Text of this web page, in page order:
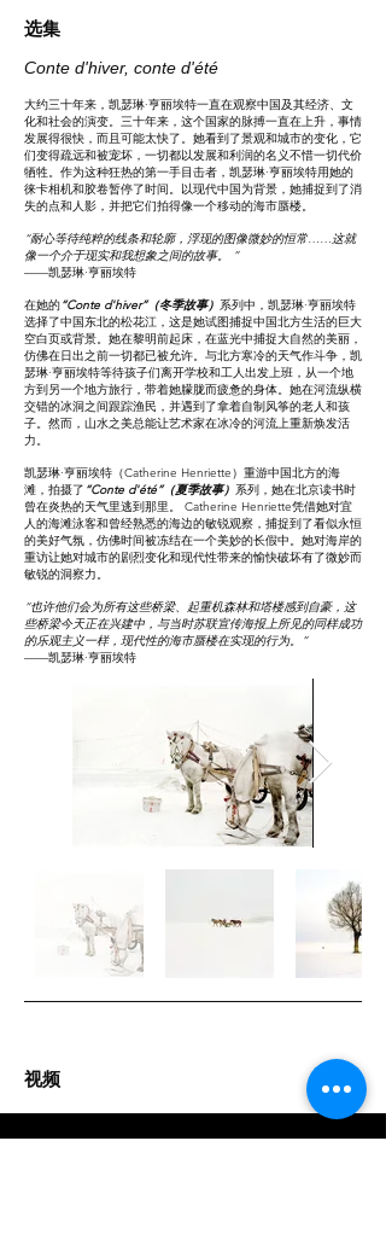
选集
Conte d'hiver, conte d'été
大约三十年来，凯瑟琳·亨丽埃特一直在观察中国及其经济、文
化和社会的演变。三十年来，这个国家的脉搏一直在上升，事情
发展得很快，而且可能太快了。她看到了景观和城市的变化，它
们变得疏远和被宠坏，一切都以发展和利润的名义不惜一切代价
牺牲。作为这种狂热的第一手目击者，凯瑟琳·亨丽埃特用她的
徕卡相机和胶卷暂停了时间。以现代中国为背景，她捕捉到了消
失的点和人影，并把它们拍得像一个移动的海市蜃楼。
“耐心等待纯粹的线条和轮廓，浮现的图像微妙的恒常……这就
像一个介于现实和我想象之间的故事。 ”
——凯瑟琳·亨丽埃特
在她的“Conte d'hiver”（冬季故事） 系列中，凯瑟琳·亨丽埃特
选择了中国东北的松花江，这是她试图捕捉中国北方生活的巨大
空白页或背景。她在黎明前起床，在蓝光中捕捉大自然的美丽，
仿佛在日出之前一切都已被允许。与北方寒冷的天气作斗争，凯
瑟琳·亨丽埃特等待孩子们离开学校和工人出发上班，从一个地
方到另一个地方旅行，带着她朦胧而疲惫的身体。她在河流纵横
交错的冰洞之间跟踪渔民，并遇到了拿着自制风筝的老人和孩
子。然而，山水之美总能让艺术家在冰冷的河流上重新焕发活
力。
凯瑟琳·亨丽埃特（Catherine Henriette）重游中国北方的海
滩，拍摄了 “Conte d'été”（夏季故事） 系列，她在北京读书时
曾在炎热的天气里逃到那里。 Catherine Henriette凭借她对宜
人的海滩泳客和曾经熟悉的海边的敏锐观察，捕捉到了看似永恒
的美好气氛，仿佛时间被冻结在一个美妙的长假中。她对海岸的
重访让她对城市的剧烈变化和现代性带来的愉快破坏有了微妙而
敏锐的洞察力。
“也许他们会为所有这些桥梁、起重机森林和塔楼感到自豪，这
些桥梁今天正在兴建中，与当时苏联宣传海报上所见的同样成功
的乐观主义一样，现代性的海市蜃楼在实现的行为。”
——凯瑟琳·亨丽埃特
视频